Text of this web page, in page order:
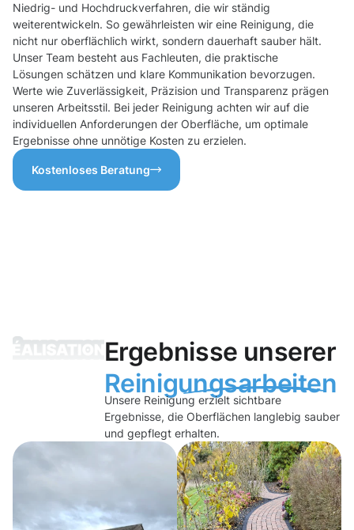
Niedrig- und Hochdruckverfahren, die wir ständig
weiterentwickeln. So gewährleisten wir eine Reinigung, die
nicht nur oberflächlich wirkt, sondern dauerhaft sauber hält.
Unser Team besteht aus Fachleuten, die praktische
Lösungen schätzen und klare Kommunikation bevorzugen.
Werte wie Zuverlässigkeit, Präzision und Transparenz prägen
unseren Arbeitsstil. Bei jeder Reinigung achten wir auf die
individuellen Anforderungen der Oberfläche, um optimale
Ergebnisse ohne unnötige Kosten zu erzielen.
Kostenloses Beratung
Ergebnisse unserer
Reinigungsarbeiten
Unsere Reinigung erzielt sichtbare
Ergebnisse, die Oberflächen langlebig sauber
und gepflegt erhalten.